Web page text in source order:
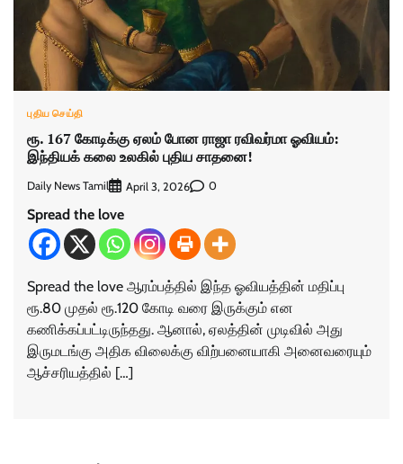
புதிய செய்தி
ரூ. 167 கோடிக்கு ஏலம் போன ராஜா ரவிவர்மா ஓவியம்:
இந்தியக் கலை உலகில் புதிய சாதனை!
Daily News Tamil April 3, 2026 0
Spread the love
Spread the love ஆரம்பத்தில் இந்த ஓவியத்தின் மதிப்பு
ரூ.80 முதல் ரூ.120 கோடி வரை இருக்கும் என
கணிக்கப்பட்டிருந்தது. ஆனால், ஏலத்தின் முடிவில் அது
இருமடங்கு அதிக விலைக்கு விற்பனையாகி அனைவரையும்
ஆச்சரியத்தில் […]